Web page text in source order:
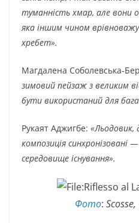
туманність хмар, але вони
яка іншим чином
хребет».
Магдалена Соболевська-
зимовий пейзаж з великим
бути використаний для
Рукаят Аджигбе: «Льодовик,
композиція синхронізовані
середовище існування».
Фото: Scosse,